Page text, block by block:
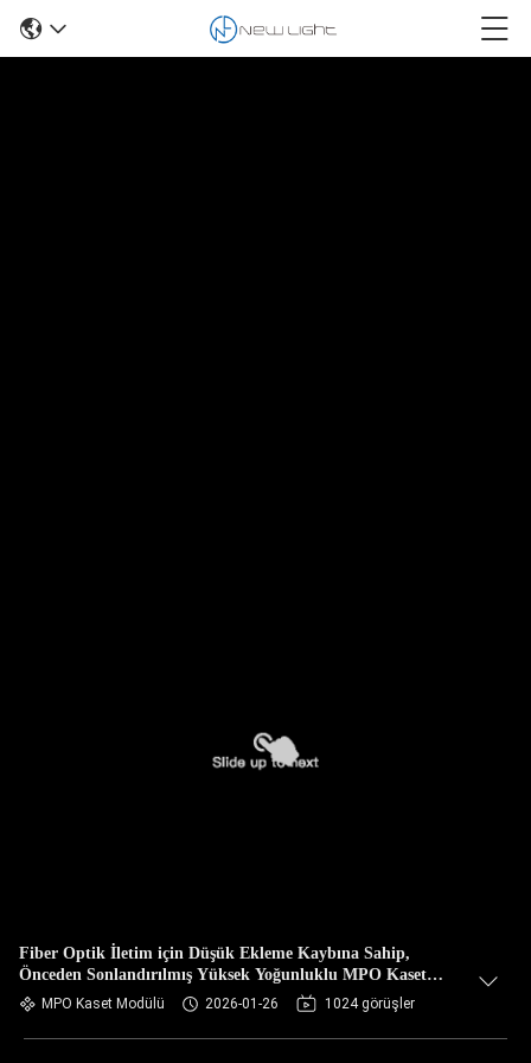
Fiber Optik İletim için Düşük Ekleme Kaybına Sahip,
Önceden Sonlandırılmış Yüksek Yoğunluklu MPO Kaset
Modülü
MPO Kaset Modülü 2026-01-26 1024 görüşler